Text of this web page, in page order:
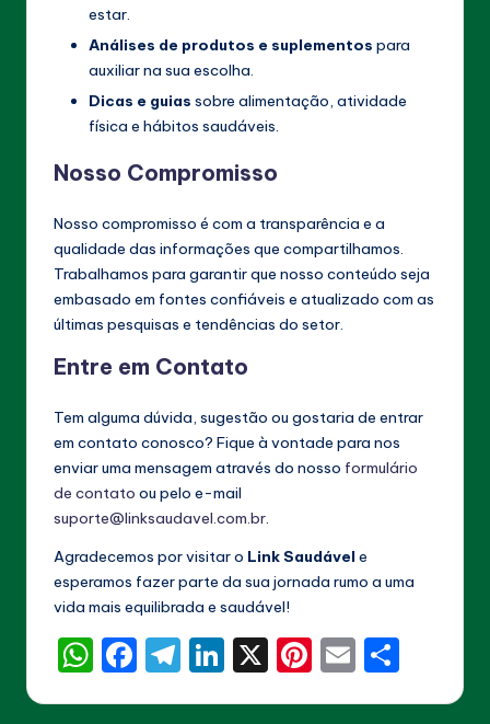
Melhorar
Qualidade
Vida
com
Suplementos
Naturais
Estratégias
estar.
Análises de produtos e suplementos para
auxiliar na sua escolha.
Dicas e guias sobre alimentação, atividade
física e hábitos saudáveis.
Nosso Compromisso
Nosso compromisso é com a transparência e a
qualidade das informações que compartilhamos.
Trabalhamos para garantir que nosso conteúdo seja
embasado em fontes confiáveis e atualizado com as
últimas pesquisas e tendências do setor.
Entre em Contato
Tem alguma dúvida, sugestão ou gostaria de entrar
em contato conosco? Fique à vontade para nos
enviar uma mensagem através do nosso formulário
de contato ou pelo e-mail
suporte@linksaudavel.com.br.
Agradecemos por visitar o Link Saudável e
esperamos fazer parte da sua jornada rumo a uma
vida mais equilibrada e saudável!
W F
T
Li X
Pi E